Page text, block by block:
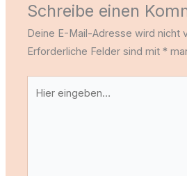
Schreibe einen
Deine E-Mail-Adresse wird nicht
Erforderliche Felder sind mit*
eingeben…